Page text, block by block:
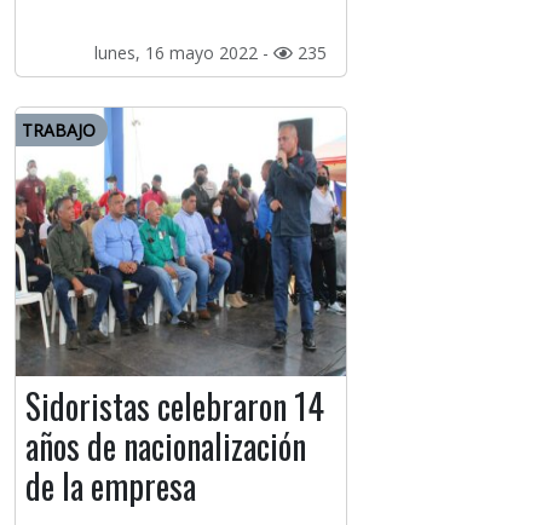
lunes, 16 mayo 2022 - 235
TRABAJO
Sidoristas celebraron 14
años de nacionalización
de la empresa